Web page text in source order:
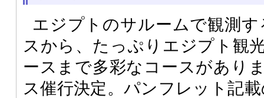
エジプトのサルームで観測
スから、たっぷりエジプト観
ースまで多彩なコースがあり
ス催行決定。パンフレット記